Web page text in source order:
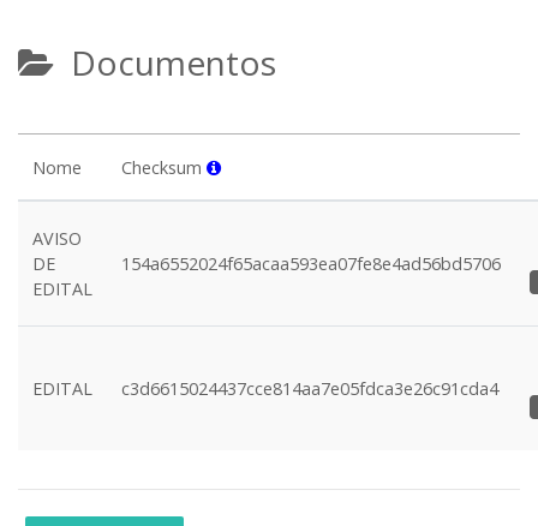
Documentos
Nome Checksum
AVISO
DE
EDITAL
154a6552024f65acaa593ea07fe8e4ad56bd5706
EDITAL c3d6615024437cce814aa7e05fdca3e26c91cda4